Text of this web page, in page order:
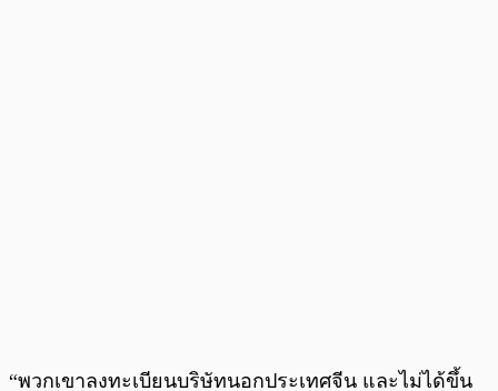
“พวกเขาลงทะเบียนบริษัทนอกประเทศจีน และไม่ได้ขึ้น